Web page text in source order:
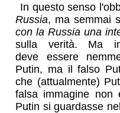
In questo senso
Russia, ma semmai
con la Russia una
sulla verità. Ma
deve essere
Putin, ma il falso
che (attualmente)
falsa immagine
Putin si guardasse